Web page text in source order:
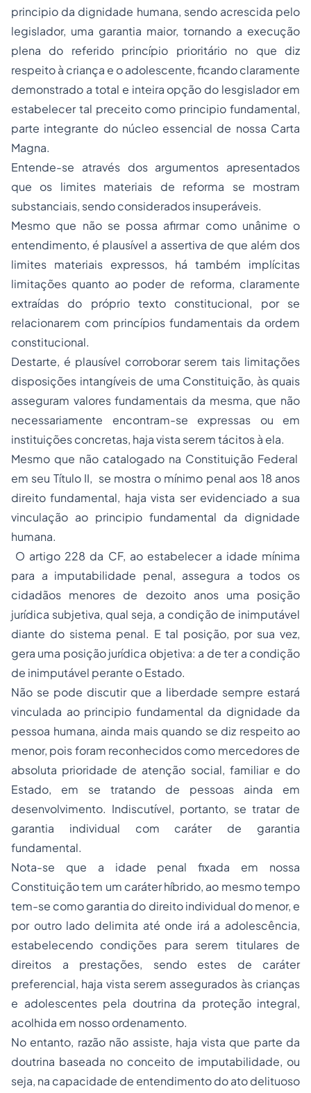
principio da dignidade humana, sendo acrescida pelo
legislador, uma garantia maior, tornando a execução
plena do referido princípio prioritário no que diz
respeito à criança e o adolescente, ficando claramente
demonstrado a total e inteira opção do lesgislador em
estabelecer tal preceito como principio fundamental,
parte integrante do núcleo essencial de nossa Carta
Magna.
Entende-se através dos argumentos apresentados
que os limites materiais de reforma se mostram
substanciais, sendo considerados insuperáveis.
Mesmo que não se possa afirmar como unânime o
entendimento, é plausível a assertiva de que além dos
limites materiais expressos, há também implícitas
limitações quanto ao poder de reforma, claramente
extraídas do próprio texto constitucional, por se
relacionarem com princípios fundamentais da ordem
constitucional.
Destarte, é plausível corroborar serem tais limitações
disposições intangíveis de uma Constituição, às quais
asseguram valores fundamentais da mesma, que não
necessariamente encontram-se expressas ou em
instituições concretas, haja vista serem tácitos à ela.
Mesmo que não catalogado na Constituição Federal
em seu Título II, se mostra o mínimo penal aos 18 anos
direito fundamental, haja vista ser evidenciado a sua
vinculação ao principio fundamental da dignidade
humana.
O artigo 228 da CF, ao estabelecer a idade mínima
para a imputabilidade penal, assegura a todos os
cidadãos menores de dezoito anos uma posição
jurídica subjetiva, qual seja, a condição de inimputável
diante do sistema penal. E tal posição, por sua vez,
gera uma posição jurídica objetiva: a de ter a condição
de inimputável perante o Estado.
Não se pode discutir que a liberdade sempre estará
vinculada ao principio fundamental da dignidade da
pessoa humana, ainda mais quando se diz respeito ao
menor, pois foram reconhecidos como mercedores de
absoluta prioridade de atenção social, familiar e do
Estado, em se tratando de pessoas ainda em
desenvolvimento. Indiscutível, portanto, se tratar de
garantia individual com caráter de garantia
fundamental.
Nota-se que a idade penal fixada em nossa
Constituição tem um caráter híbrido, ao mesmo tempo
tem-se como garantia do direito individual do menor, e
por outro lado delimita até onde irá a adolescência,
estabelecendo condições para serem titulares de
direitos a prestações, sendo estes de caráter
preferencial, haja vista serem assegurados às crianças
e adolescentes pela doutrina da proteção integral,
acolhida em nosso ordenamento.
No entanto, razão não assiste, haja vista que parte da
doutrina baseada no conceito de imputabilidade, ou
seja, na capacidade de entendimento do ato delituoso